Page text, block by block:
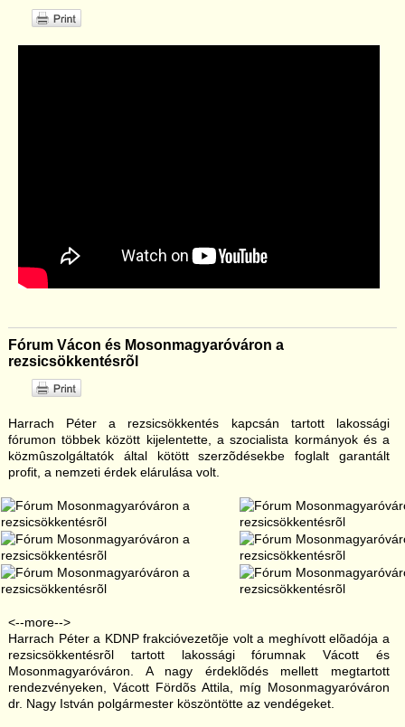
Fórum Vácon és Mosonmagyaróváron a
rezsicsökkentésrõl
Harrach Péter a rezsicsökkentés kapcsán tartott lakossági
fórumon többek között kijelentette, a szocialista kormányok és a
közmûszolgáltatók által kötött szerzõdésekbe foglalt garantált
profit, a nemzeti érdek elárulása volt.
<--more-->
Harrach Péter a KDNP frakcióvezetõje volt a meghívott elõadója a
rezsicsökkentésrõl tartott lakossági fórumnak Vácott és
Mosonmagyaróváron. A nagy érdeklõdés mellett megtartott
rendezvényeken, Vácott Fördõs Attila, míg Mosonmagyaróváron
dr. Nagy István polgármester köszöntötte az vendégeket.